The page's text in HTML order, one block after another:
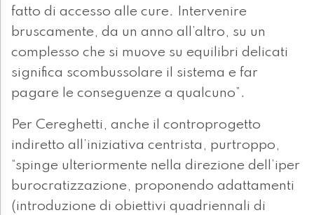
fatto di accesso alle cure. Intervenire
bruscamente, da un anno all’altro, su un
complesso che si muove su equilibri delicati
significa scombussolare il sistema e far
pagare le conseguenze a qualcuno”.
Per Cereghetti, anche il controprogetto
indiretto all’iniziativa centrista, purtroppo,
“spinge ulteriormente nella direzione dell’iper
burocratizzazione, proponendo adattamenti
(introduzione di obiettivi quadriennali di